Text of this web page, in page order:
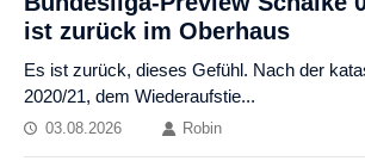
ist zurück im Oberhaus
Es ist zurück, dieses Gefühl. Nach der
2020/21, dem Wiederaufstie...
03.08.2026 Robin